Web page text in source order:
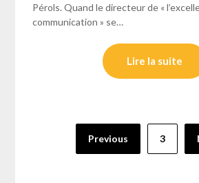
Pérols. Quand le directeur de «
communication » se…
Lire la suite
PaginationPrevious 3